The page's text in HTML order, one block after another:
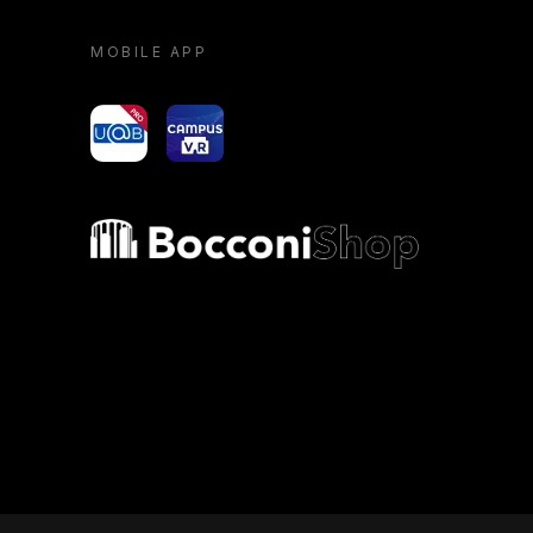
MOBILE APP
yoU@B Campus VR
Bocconi shop